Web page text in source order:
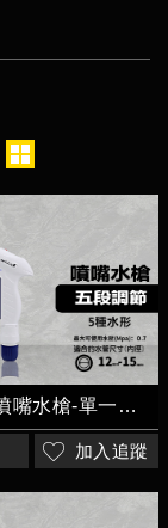
5段調節噴嘴水槍-單一按壓 五種水形-Takagi
加入追蹤